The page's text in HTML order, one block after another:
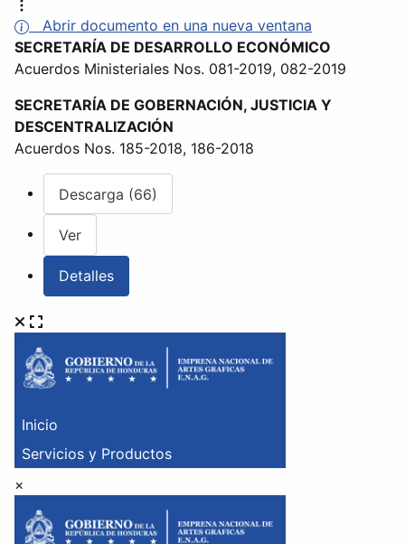
Abrir documento en una nueva ventana
SECRETARÍA DE DESARROLLO ECONÓMICO
Acuerdos Ministeriales Nos. 081-2019, 082-2019
SECRETARÍA DE GOBERNACIÓN, JUSTICIA Y
DESCENTRALIZACIÓN
Acuerdos Nos. 185-2018, 186-2018
Descarga (66)
Ver
Detalles
×